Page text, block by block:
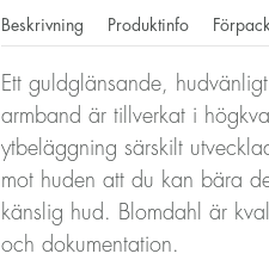
Beskrivning Produktinfo
Ett guldglänsande,
armband är tillverkat i
ytbeläggning särskilt
mot huden att du kan bära
känslig hud. Blomdahl är
och dokumentation.